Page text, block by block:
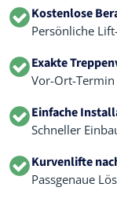
Kostenlose
Persönliche
Exakte
Vor-Ort-
Einfache
Schneller
Kurvenlifte
Passgenaue